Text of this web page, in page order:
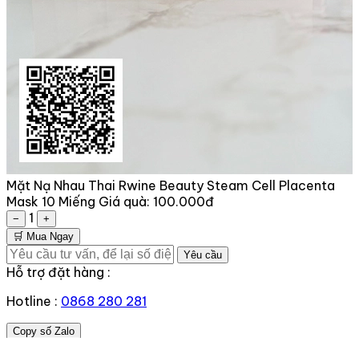
Mặt Nạ Nhau Thai Rwine Beauty Steam Cell Placenta
Mask 10 Miếng Giá quà: 100.000đ
− 1
+
🛒 Mua Ngay
Yêu cầu
Hỗ trợ đặt hàng :
Hotline : 0868 280 281
Copy số Zalo